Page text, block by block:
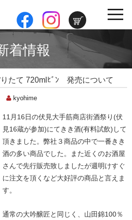
toggle
着情報
たて 720mlﾋﾞﾝ 発売について
kyohime
11月16日の伏見大手筋商店街酒祭り(伏
見16蔵が参加)にてきき酒(有料試飲)して
頂きました。弊社３商品の中で一番きき
酒の多い商品でした。また近くのお酒屋
さんで先行販売致しましたが週明けすぐ
に注文を頂くなど大好評の商品と言えま
す。
通常の大吟醸匠と同じく、山田錦100％